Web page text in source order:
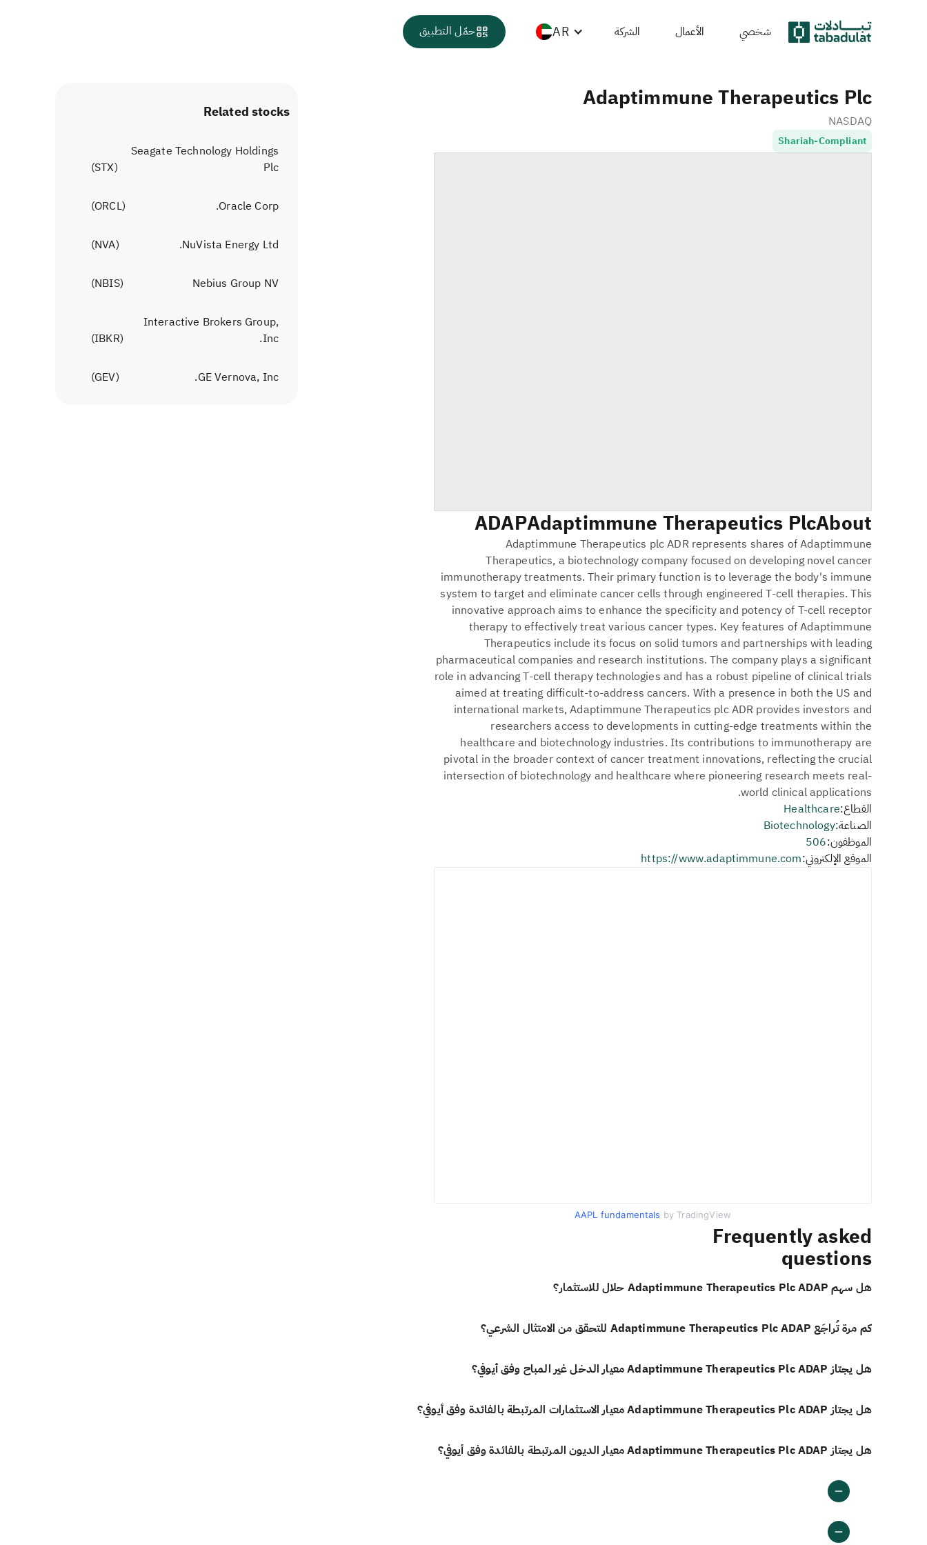
شخصي الأعمال الشركة AR حمّل التطبيق
Adaptimmune Therapeutics Plc
NASDAQ
Shariah-Compliant
About
Adaptimmune Therapeutics Plc
ADAP
Adaptimmune Therapeutics plc ADR represents shares of Adaptimmune
Therapeutics, a biotechnology company focused on developing novel cancer
immunotherapy treatments. Their primary function is to leverage the body's immune
system to target and eliminate cancer cells through engineered T-cell therapies. This
innovative approach aims to enhance the specificity and potency of T-cell receptor
therapy to effectively treat various cancer types. Key features of Adaptimmune
Therapeutics include its focus on solid tumors and partnerships with leading
pharmaceutical companies and research institutions. The company plays a significant
role in advancing T-cell therapy technologies and has a robust pipeline of clinical trials
aimed at treating difficult-to-address cancers. With a presence in both the US and
international markets, Adaptimmune Therapeutics plc ADR provides investors and
researchers access to developments in cutting-edge treatments within the
healthcare and biotechnology industries. Its contributions to immunotherapy are
pivotal in the broader context of cancer treatment innovations, reflecting the crucial
intersection of biotechnology and healthcare where pioneering research meets real-
world clinical applications.
القطاع:Healthcare
الصناعة:Biotechnology
الموظفون:506
الموقع الإلكتروني:https://www.adaptimmune.com
AAPL fundamentals by TradingView
Frequently asked
questions
هل سهم Adaptimmune Therapeutics Plc ADAP حلال للاستثمار؟
كم مرة تُراجَع Adaptimmune Therapeutics Plc ADAP للتحقق من الامتثال الشرعي؟
هل يجتاز Adaptimmune Therapeutics Plc ADAP معيار الدخل غير المباح وفق أيوفي؟
هل يجتاز Adaptimmune Therapeutics Plc ADAP معيار الاستثمارات المرتبطة بالفائدة وفق أيوفي؟
هل يجتاز Adaptimmune Therapeutics Plc ADAP معيار الديون المرتبطة بالفائدة وفق أيوفي؟
Related stocks
Seagate Technology Holdings
Plc
(
STX
)
Oracle Corp.
(
ORCL
)
NuVista Energy Ltd.
(
NVA
)
Nebius Group NV
(
NBIS
)
Interactive Brokers Group,
Inc.
(
IBKR
)
GE Vernova, Inc.
(
GEV
)